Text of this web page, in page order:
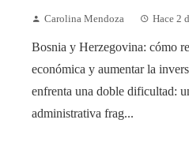
Carolina Mendoza Hace 2
Bosnia y Herzegovina: cómo
económica y aumentar la
enfrenta una doble dificultad:
administrativa frag...